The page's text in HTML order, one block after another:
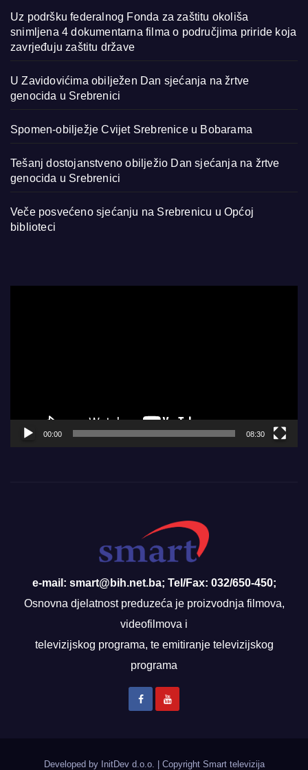
Uz podršku federalnog Fonda za zaštitu okoliša
snimljena 4 dokumentarna filma o područjima priride koja
zavrjeđuju zaštitu države
U Zavidovićima obilježen Dan sjećanja na žrtve
genocida u Srebrenici
Spomen-obilježje Cvijet Srebrenice u Bobarama
Tešanj dostojanstveno obilježio Dan sjećanja na žrtve
genocida u Srebrenici
Veče posvećeno sjećanju na Srebrenicu u Općoj
biblioteci
00:00 08:30
e-mail: smart@bih.net.ba; Tel/Fax: 032/650-450;
Osnovna djelatnost preduzeća je proizvodnja filmova,
videofilmova i
televizijskog programa, te emitiranje televizijskog
programa
Developed by InitDev d.o.o. Copyright Smart televizija